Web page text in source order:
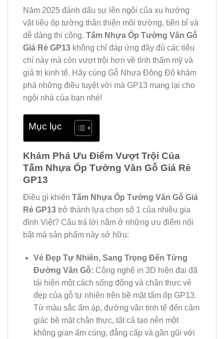
Năm 2025 đánh dấu sự lên ngôi của xu hướng
vật liệu ốp tường thân thiện môi trường, bền bỉ và
dễ dàng thi công. Tấm Nhựa Ốp Tường Vân Gỗ
Giá Rẻ GP13 không chỉ đáp ứng đầy đủ các tiêu
chí này mà còn vượt trội hơn về tính thẩm mỹ và
giá trị kinh tế. Hãy cùng Gỗ Nhựa Đông Đô khám
phá những điều tuyệt vời mà GP13 mang lại cho
ngôi nhà của bạn nhé!
Mục lục
Khám Phá Ưu Điểm Vượt Trội Của
Tấm Nhựa Ốp Tường Vân Gỗ Giá Rẻ
GP13
Điều gì khiến Tấm Nhựa Ốp Tường Vân Gỗ Giá
Rẻ GP13 trở thành lựa chọn số 1 của nhiều gia
đình Việt? Câu trả lời nằm ở những ưu điểm nổi
bật mà sản phẩm này sở hữu:
Vẻ Đẹp Tự Nhiên, Sang Trọng Đến Từng
Đường Vân Gỗ: Công nghệ in 3D hiện đại đã
tái hiện một cách sống động và chân thực vẻ
đẹp của gỗ tự nhiên trên bề mặt tấm ốp GP13.
Từ màu sắc ấm áp, đường vân tinh tế đến cảm
giác bề mặt chân thực, tất cả tạo nên một
không gian ấm cúng, đẳng cấp và gần gũi với